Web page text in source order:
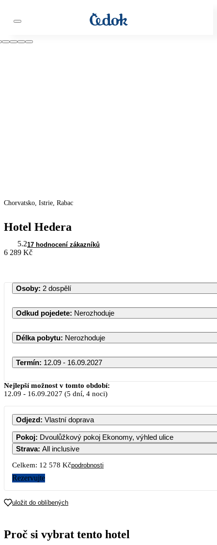
Chorvatsko, Istrie, Rabac
Hotel Hedera
5.217 hodnocení zákazníků
6 289 Kč
Osoby: 2 dospělí
Odkud pojedete: Nerozhoduje
Délka pobytu: Nerozhoduje
Termín: 12.09 - 16.09.2027
Září
PO ÚT ST ČT
1 2
6 7 8 9
6 289 6 289 6 289 6 289
Nejlepší možnost v tomto období:
12.09 - 16.09.2027 (5 dní, 4 noci)
Odjezd: Vlastní doprava
Pokoj: Dvoulůžkový pokoj Ekonomy, výhled ulice
Strava: All inclusive
Celkem: 12 578 Kčpodrobnosti
Rezervujte
uložit do oblíbených
Proč si vybrat tento hotel